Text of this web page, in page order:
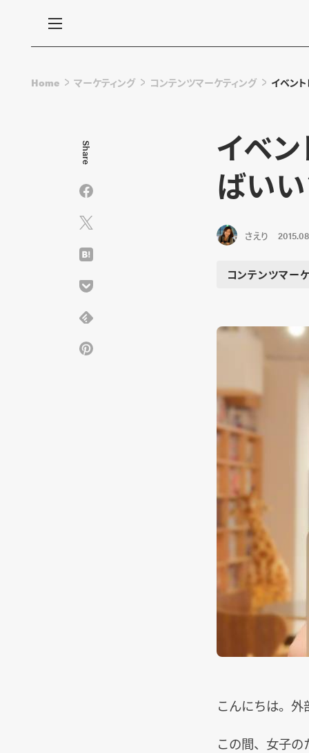
Home マーケティング コンテンツマーケティング イベン
イベ
ばい
さえり
コンテンツマー
こんにちは。外
この間、女子
Share